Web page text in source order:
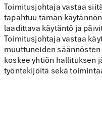
Toimitusjohtaja vastaa
tapahtuu tämän
laadittava käytäntö ja
Toimitusjohtaja vastaa
muuttuneiden
koskee yhtiön hallituksen
työntekijöitä sekä